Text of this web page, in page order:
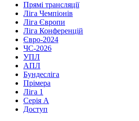
Прямі трансляції
Ліга Чемпіонів
Ліга Європи
Ліга Конференцій
Євро-2024
ЧС-2026
УПЛ
АПЛ
Бундесліга
Прімера
Ліга 1
Серія А
Доступ